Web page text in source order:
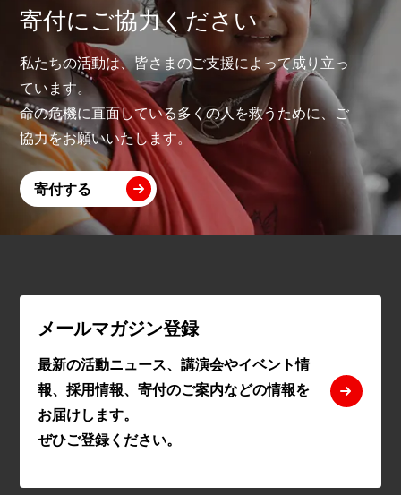
寄付にご協力ください
私たちの活動は、皆さまのご支援によって成り立っ
ています。
命の危機に直面している多くの人を救うために、ご
協力をお願いいたします。
寄付する
メールマガジン登録
最新の活動ニュース、講演会やイベント情
報、採用情報、寄付のご案内などの情報を
お届けします。
ぜひご登録ください。